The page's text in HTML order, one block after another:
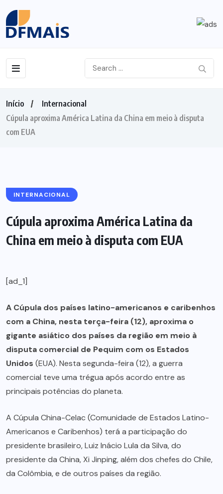
Início
Internacional
Cúpula aproxima América Latina da China em meio à disputa
com EUA
INTERNACIONAL
Cúpula aproxima América Latina da
China em meio à disputa com EUA
[ad_1]
A Cúpula dos países latino-americanos e caribenhos
com a China, nesta terça-feira (12), aproxima o
gigante asiático dos países da região em meio à
disputa comercial de Pequim com os Estados
Unidos (EUA). Nesta segunda-feira (12), a guerra
comercial teve uma trégua após acordo entre as
principais potências do planeta.
A Cúpula China-Celac (Comunidade de Estados Latino-
Americanos e Caribenhos) terá a participação do
presidente brasileiro, Luiz Inácio Lula da Silva, do
presidente da China, Xi Jinping, além dos chefes do Chile,
da Colômbia, e de outros países da região.